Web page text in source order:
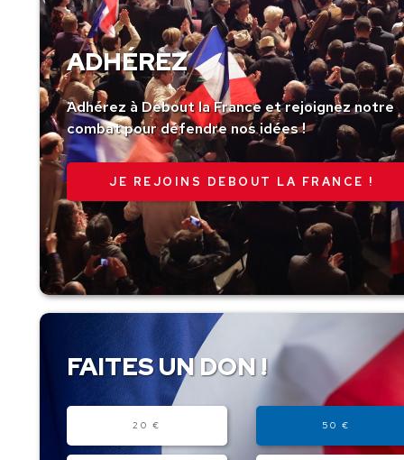
ADHÉREZ
Adhérez à Debout la France et rejoignez notre
combat pour défendre nos idées !
JE REJOINS DEBOUT LA FRANCE !
FAITES UN DON !
20 € 50 €